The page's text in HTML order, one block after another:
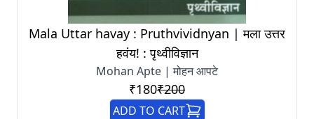
Mala Uttar havay : Pruthvividnyan | मला उत्तर
हवंय! : पृथ्वीविज्ञान
Mohan Apte | मोहन आपटे
₹180₹200
ADD TO CART